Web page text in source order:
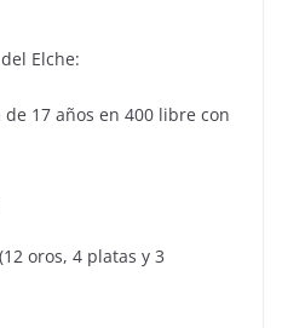
Elche:
17 años en 400 libre con
oros, 4 platas y 3